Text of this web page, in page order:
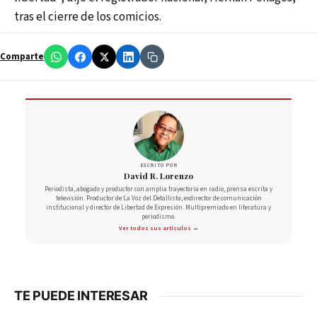
tras el cierre de los comicios.
Comparte
ESCRITO POR
David R. Lorenzo
Periodista, abogado y productor con amplia trayectoria en radio, prensa escrita y
televisión. Productor de La Voz del Detallista, exdirector de comunicación
institucional y director de Libertad de Expresión. Multipremiado en literatura y
periodismo.
Ver todos sus artículos →
TE PUEDE INTERESAR